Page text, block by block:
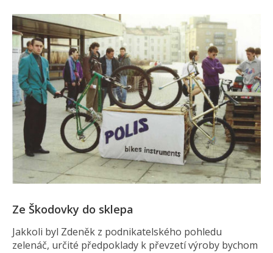
Ze Škodovky do sklepa
Jakkoli byl Zdeněk z podnikatelského pohledu
zelenáč, určité předpoklady k převzetí výroby bychom